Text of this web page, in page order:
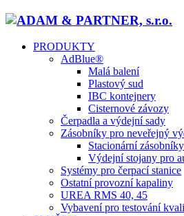
PRODUKTY
AdBlue®
Malá balení
Plastový sud
IBC kontejnery
Cisternové závozy
Čerpadla a výdejní sady
Zásobníky pro neveřejný
Stacionární zásobníky
Výdejní stojany pro
Systémy pro čerpací stanice
Ostatní provozní kapaliny
UREA RMS 40, 45
Vybavení pro testování